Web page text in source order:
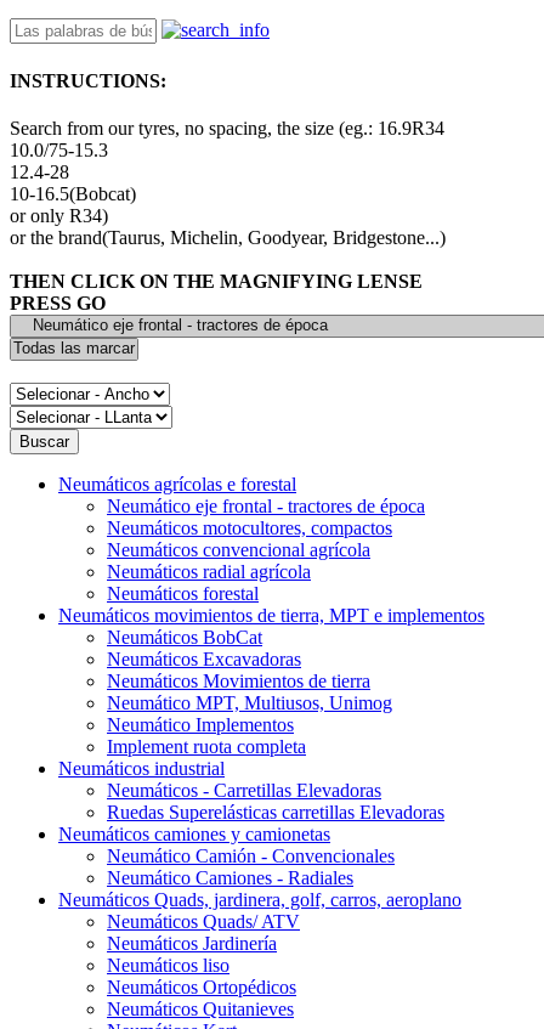
INSTRUCTIONS:
Search from our tyres, no spacing, the size (eg.: 16.9R34
10.0/75-15.3
12.4-28
10-16.5(Bobcat)
or only R34)
or the brand(Taurus, Michelin, Goodyear, Bridgestone...)
THEN CLICK ON THE MAGNIFYING LENSE
PRESS GO
Neumáticos agrícolas e forestal
Neumático eje frontal - tractores de época
Neumáticos motocultores, compactos
Neumáticos convencional agrícola
Neumáticos radial agrícola
Neumáticos forestal
Neumáticos movimientos de tierra, MPT e implementos
Neumáticos BobCat
Neumáticos Excavadoras
Neumáticos Movimientos de tierra
Neumático MPT, Multiusos, Unimog
Neumático Implementos
Implement ruota completa
Neumáticos industrial
Neumáticos - Carretillas Elevadoras
Ruedas Superelásticas carretillas Elevadoras
Neumáticos camiones y camionetas
Neumático Camión - Convencionales
Neumático Camiones - Radiales
Neumáticos Quads, jardinera, golf, carros, aeroplano
Neumáticos Quads/ ATV
Neumáticos Jardinería
Neumáticos liso
Neumáticos Ortopédicos
Neumáticos Quitanieves